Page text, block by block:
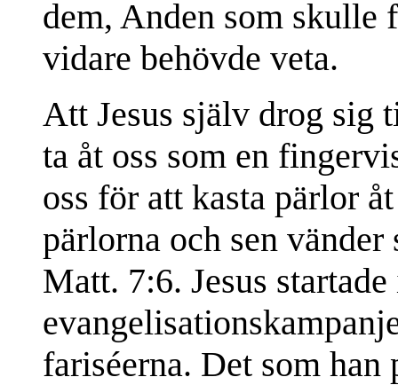
dem, Anden som skulle
vidare behövde veta.
Att Jesus själv drog sig
ta åt oss som en
oss för att kasta pärlor
pärlorna och sen
Matt. 7:6. Jesus startade
fariséerna. Det som